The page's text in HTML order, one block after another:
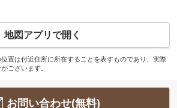
地図アプリで開く
置は付近住所に所在することを表すものであり、実際
ございます。
お問い合わせ(無料)